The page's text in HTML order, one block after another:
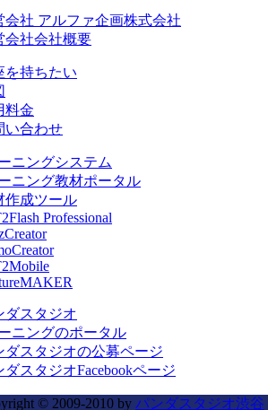
会社 アルファ企画株式会社
会社会社概要
を持ちたい
料金
い合わせ
ニングシステム
ニング教材ポータル
作成ツール
Professional
ダスタジオ
ニングのポータル
ダスタジオの公募ページ
ダスタジオFacebookページ
© 2009-2010 by パンダスタジオ渋谷